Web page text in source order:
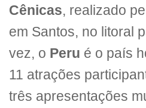
Cênicas, realizado
em Santos, no litoral
vez, o Peru é o país
11 atrações
três apresentações